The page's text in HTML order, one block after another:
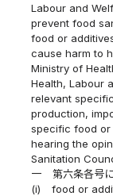
Labour and
prevent food
food or
cause harm to
Ministry of
Health, Labour
relevant
production,
specific food or
hearing the
Sanitation
一
第六条各号
(i)
food or